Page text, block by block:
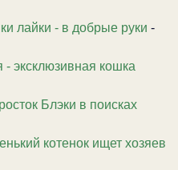
лайки - в добрые руки -
- эксклюзивная кошка
Блэки в поисках
котенок ищет хозяев